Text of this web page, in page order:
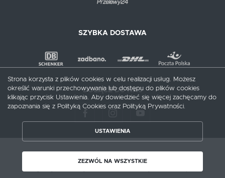
SZYBKA DOSTAWA
DOŁĄCZ DO NAS
Copyright by meblecentrum.com.pl
Strona korzysta z plików cookies w celu realizacji usług. Możesz
określić warunki przechowywania lub dostępu do plików cookies
klikając przycisk Ustawienia. Aby dowiedzieć się więcej zachęcamy do
zapoznania się z Polityką Cookies oraz Polityką Prywatności.
USTAWIENIA
ZEZWÓL NA WSZYSTKIE
ZAPISZ WYBRANE